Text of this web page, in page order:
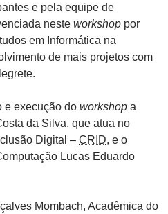
e pela equipe de
neste workshop por
em Informática na
de mais projetos com
e execução do workshop a
da Silva, que atua no
Digital – CRID, e o
Lucas Eduardo
Mombach, Acadêmica do